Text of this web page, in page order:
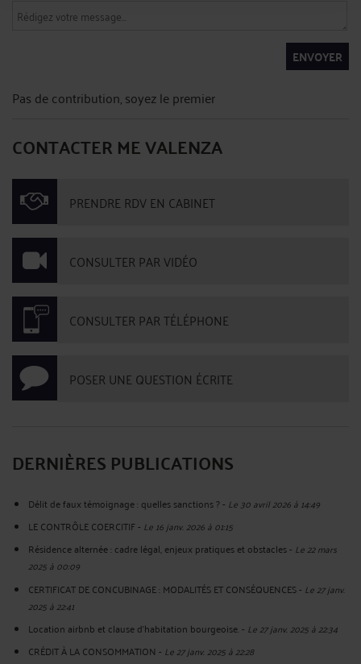
ENVOYER
Pas de contribution, soyez le premier
CONTACTER ME VALENZA
PRENDRE RDV EN CABINET
CONSULTER PAR VIDÉO
CONSULTER PAR TÉLÉPHONE
POSER UNE QUESTION ÉCRITE
DERNIÈRES PUBLICATIONS
Délit de faux témoignage : quelles sanctions ?- Le 30 avril 2026 à 14:49
LE CONTRÔLE COERCITIF- Le 16 janv. 2026 à 01:15
Résidence alternée : cadre légal, enjeux pratiques et obstacles- Le 22 mars
2025 à 00:09
CERTIFICAT DE CONCUBINAGE : MODALITÉS ET CONSÉQUENCES- Le 27 janv.
2025 à 22:41
Location airbnb et clause d’habitation bourgeoise.- Le 27 janv. 2025 à 22:34
CRÉDIT À LA CONSOMMATION - Le 27 janv. 2025 à 22:28